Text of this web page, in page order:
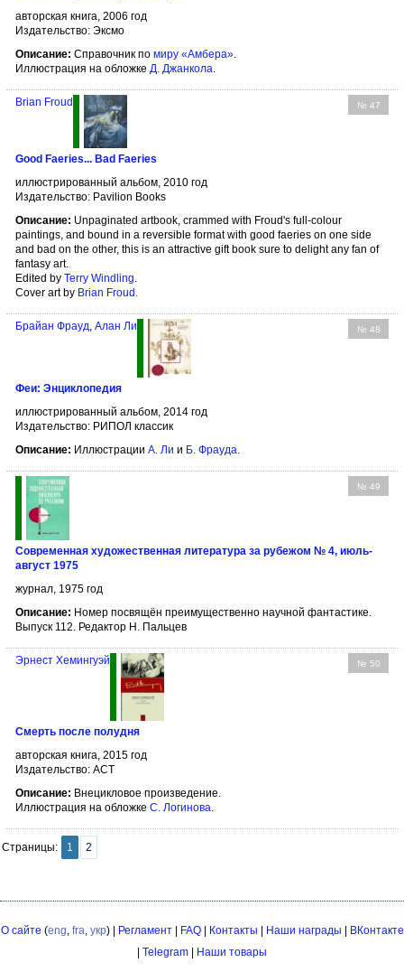
авторская книга, 2006 год
Издательство: Эксмо
Описание: Справочник по миру «Амбера»
Иллюстрация на обложке Д. Джанкола
№ 47
Brian Froud
Good Faeries... Bad Faeries
иллюстрированный альбом, 2010 год
Издательство: Pavilion Books
Описание: Unpaginated artbook, crammed with Froud's full-colour
paintings, and bound in a reversible format with good faeries on one side
and bad on the other, this is an attractive gift book sure to delight any fan of
fantasy art.
Edited by Terry Windling
Cover art by Brian Froud
№ 48
Брайан Фрауд Алан Ли
Феи: Энциклопедия
иллюстрированный альбом, 2014 год
Издательство: РИПОЛ классик
Описание: Иллюстрации А. Ли и Б. Фрауда
№ 49
Современная художественная литература за рубежом № 4, июль-
август 1975
журнал, 1975 год
Описание: Номер посвящён преимущественно научной фантастике.
Выпуск 112. Редактор Н. Пальцев
№ 50
Эрнест Хемингуэй
Смерть после полудня
авторская книга, 2015 год
Издательство: АСТ
Описание: Внецикловое произведение.
Иллюстрация на обложке С. Логинова.
Страницы: 1 2
О сайте (eng, fra, укр) | Регламент| FAQ| Контакты | Наши награды | ВКонтакте
| Telegram | Наши товары